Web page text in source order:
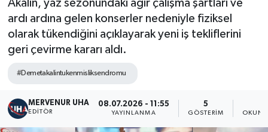
Akalın, yaz sezonundaki ağır çalışma şartları ve
ardı ardına gelen konserler nedeniyle fiziksel
olarak tükendiğini açıklayarak yeni iş tekliflerini
geri çevirme kararı aldı.
#Demetakalintukenmisliksendromu
MERVENUR UHA
EDITÖR
08.07.2026 - 11:55
YAYINLANMA
5
GÖSTERIM
Spor
Yaşam
Tüm Manşetler
Son Dakika Haberleri
Haber Arşivi